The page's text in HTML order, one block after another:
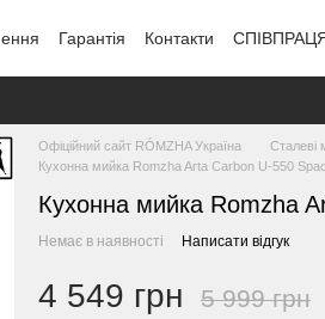
Гарантія Контакти
Офіційний сайт RÓMZHA Україна Сталеві
Кухонна мийка Romzha Arta Carbon U-550
Кухонна мийка Romzha
Немає в наявності Написати відгук
4 549 грн 5 999 грн